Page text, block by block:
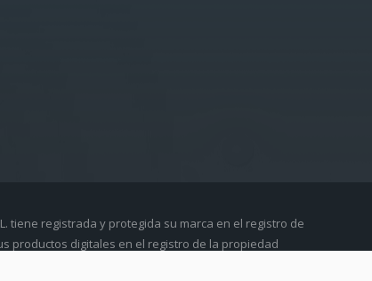
tiene registrada y protegida su marca en el registro de
productos digitales en el registro de la propiedad